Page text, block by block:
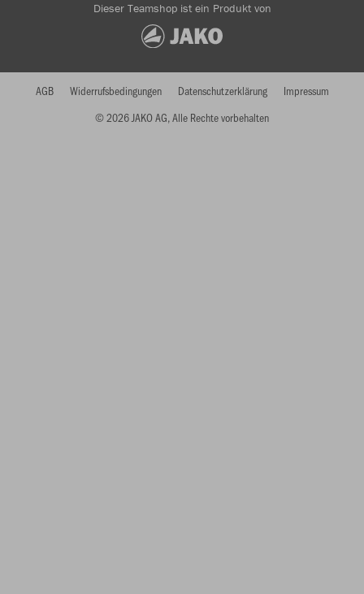
Dieser Teamshop ist ein Produkt von
© 2026 JAKO AG, Alle Rechte vorbehalten
AGB Widerrufsbedingungen Datenschutzerklärung Impressum